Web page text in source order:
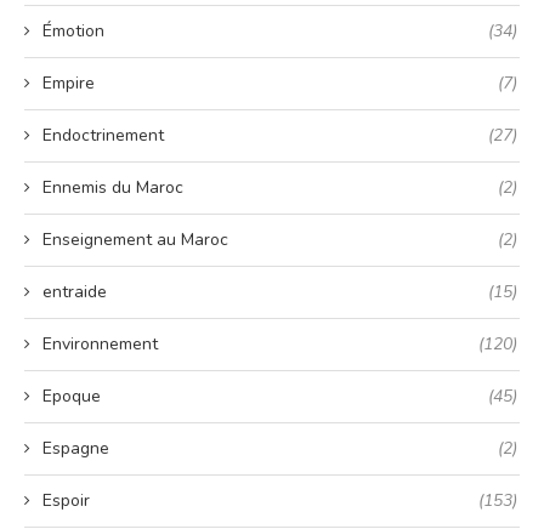
Émotion (34)
Empire (7)
Endoctrinement (27)
Ennemis du Maroc (2)
Enseignement au Maroc (2)
entraide (15)
Environnement (120)
Epoque (45)
Espagne (2)
Espoir (153)